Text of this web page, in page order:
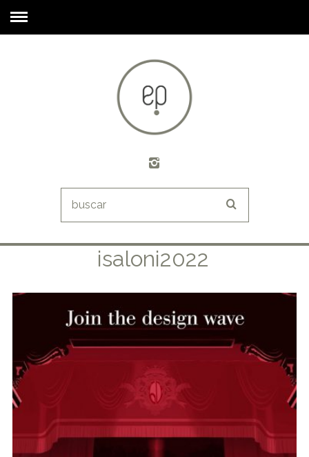
isaloni2022